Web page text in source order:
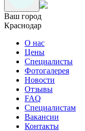
Ваш город
Краснодар
О нас
Цены
Специалисты
Фотогалерея
Новости
Отзывы
FAQ
Специалистам
Вакансии
Контакты